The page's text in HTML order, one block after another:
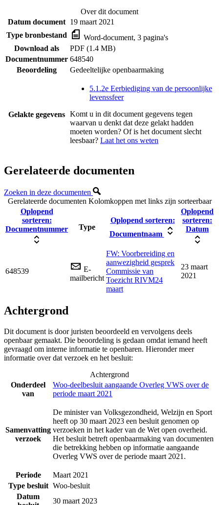
Over dit document
Datum document 19 maart 2021
Type bronbestand
Word-document, 3 pagina's
Download als
PDF (1.4 MB)
Documentnummer 648540
Beoordeling
Gedeeltelijke openbaarmaking
Gelakte gegevens
5.1.2e Eerbiediging van de persoonlijke
levenssfeer
Komt u in dit document gegevens tegen
waarvan u denkt dat deze gelakt hadden
moeten worden? Of is het document slecht
leesbaar? Laat het ons weten
Gerelateerde documenten
Zoeken in deze documenten
Gerelateerde documenten Kolomkoppen met links zijn sorteerbaar
Oplopend
sorteren:
Documentnummer
Type
Oplopend sorteren:
Documentnaam
Oplopend
sorteren:
Datum
648539
E-
mailbericht
FW: Voorbereiding en
aanwezigheid gesprek
Commissie van
Toezicht RIVM24
maart
23 maart
2021
Achtergrond
Dit document is door juristen beoordeeld en vervolgens deels
openbaar gemaakt. Die beoordeling is gedaan omdat iemand heeft
gevraagd om interne informatie te openbaren. Hieronder meer
informatie over dat verzoek en het besluit:
Achtergrond
Onderdeel
van
Woo-deelbesluit aangaande Overleg VWS over de
periode maart 2021
Samenvatting
verzoek
De minister van Volksgezondheid, Welzijn en Sport
heeft op 30 maart 2023 een besluit genomen op
verzoeken in het kader van de Wet open overheid.
Het besluit betreft openbaarmaking van documenten
die betrekking hebben op informatie aangaande
Overleg VWS over de periode maart 2021.
Periode
Maart 2021
Type besluit Woo-besluit
Datum
30 maart 2023